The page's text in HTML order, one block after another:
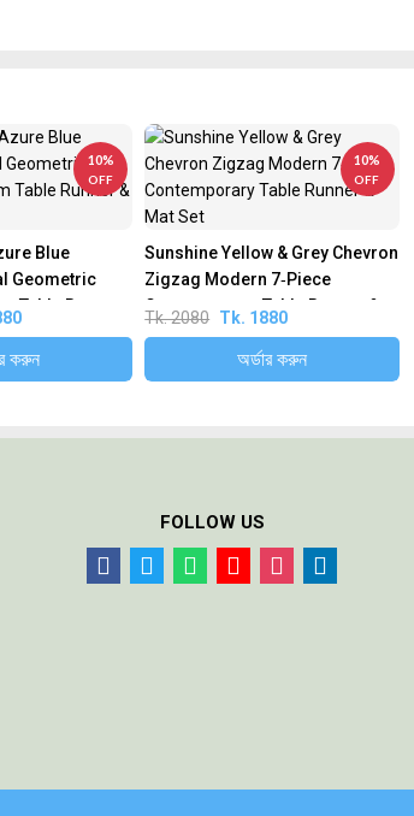
10%
OFF
Blue
Geometric
Table Runner
করুন
10%
OFF
Sunshine Yellow & Grey Chevron
Zigzag Modern 7‑Piece
Contemporary Table Runner &...
Tk. 2080 Tk. 1880
অর্ডার করুন
FOLLOW US